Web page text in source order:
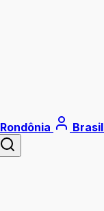
Rondônia Brasil